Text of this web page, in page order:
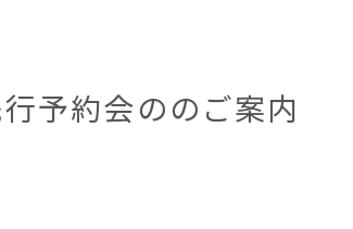
行予約会ののご案内